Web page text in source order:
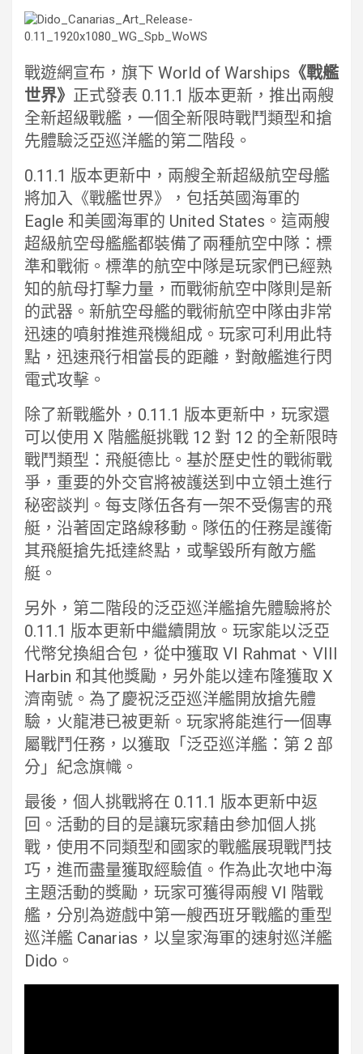
戰遊網宣布，旗下 World of Warships 《戰艦
世界》 正式發表 0.11.1 版本更新，推出兩艘
全新超級戰艦，一個全新限時戰鬥類型和搶
先體驗泛亞巡洋艦的第二階段。
0.11.1 版本更新中，兩艘全新超級航空母艦
將加入《戰艦世界》，包括英國海軍的
Eagle 和美國海軍的 United States。這兩艘
超級航空母艦艦都裝備了兩種航空中隊：標
準和戰術。標準的航空中隊是玩家們已經熟
知的航母打擊力量，而戰術航空中隊則是新
的武器。新航空母艦的戰術航空中隊由非常
迅速的噴射推進飛機組成。玩家可利用此特
點，迅速飛行相當長的距離，對敵艦進行閃
電式攻擊。
除了新戰艦外，0.11.1 版本更新中，玩家還
可以使用 X 階艦艇挑戰 12 對 12 的全新限時
戰鬥類型：飛艇德比。基於歷史性的戰術戰
爭，重要的外交官將被護送到中立領土進行
秘密談判。每支隊伍各有一架不受傷害的飛
艇，沿著固定路線移動。隊伍的任務是護衛
其飛艇搶先抵達終點，或擊毀所有敵方艦
艇。
另外，第二階段的泛亞巡洋艦搶先體驗將於
0.11.1 版本更新中繼續開放。玩家能以泛亞
代幣兌換組合包，從中獲取 VI Rahmat、VIII
Harbin 和其他獎勵，另外能以達布隆獲取 X
濟南號。為了慶祝泛亞巡洋艦開放搶先體
驗，火龍港已被更新。玩家將能進行一個專
屬戰鬥任務，以獲取「泛亞巡洋艦：第 2 部
分」紀念旗幟。
最後，個人挑戰將在 0.11.1 版本更新中返
回。活動的目的是讓玩家藉由參加個人挑
戰，使用不同類型和國家的戰艦展現戰鬥技
巧，進而盡量獲取經驗值。作為此次地中海
主題活動的獎勵，玩家可獲得兩艘 VI 階戰
艦，分別為遊戲中第一艘西班牙戰艦的重型
巡洋艦 Canarias，以皇家海軍的速射巡洋艦
Dido。